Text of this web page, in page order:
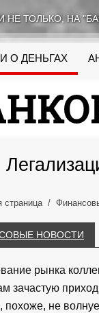
НЕ ТОЛЬКО, НА
О ДЕНЬГАХ
страница
НОВОСТИ
рынка
зачастую
похоже, не